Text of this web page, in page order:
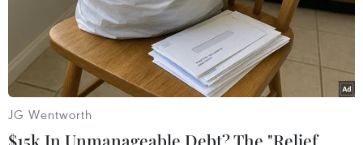
bắn hạ người lái xe.
JG Wentworth
$15k In Unmanageable Debt? The "Relief